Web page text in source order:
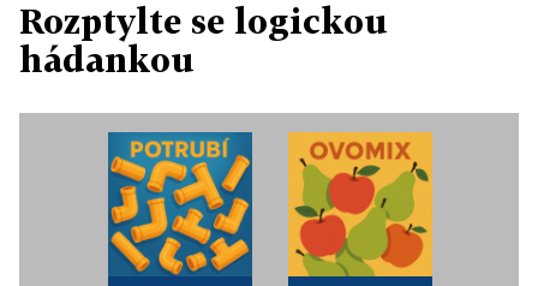
Rozptylte se logickou
hádankou